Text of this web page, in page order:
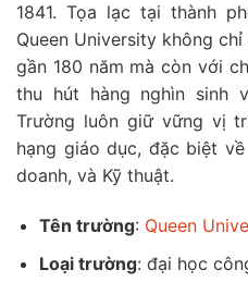
1841. Tọa lạc tại thành
Queen University không
gần 180 năm mà còn với
thu hút hàng nghìn sinh
Trường luôn giữ vững vị
hạng giáo dục, đặc biệt
doanh, và Kỹ thuật.
Tên trường: Queen
Loại trường: đại học